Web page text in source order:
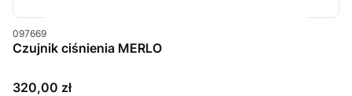
Kod produktu
097669
Czujnik ciśnienia MERLO
Cena
320,00 zł